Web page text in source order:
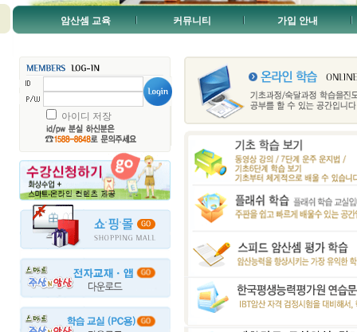
암산셈 교육 커뮤니티 가입 안내
아이디 저장